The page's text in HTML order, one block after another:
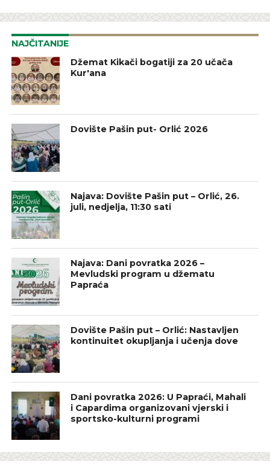
NAJČITANIJE
Džemat Kikači bogatiji za 20 učača
Kur'ana
Dovište Pašin put- Orlić 2026
Najava: Dovište Pašin put – Orlić, 26.
juli, nedjelja, 11:30 sati
Najava: Dani povratka 2026 –
Mevludski program u džematu
Papraća
Dovište Pašin put – Orlić: Nastavljen
kontinuitet okupljanja i učenja dove
Dani povratka 2026: U Papraći, Mahali
i Capardima organizovani vjerski i
sportsko-kulturni programi